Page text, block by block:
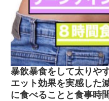
暴飲暴食をして太りや
エット効果を実感した
に食べることと食事時